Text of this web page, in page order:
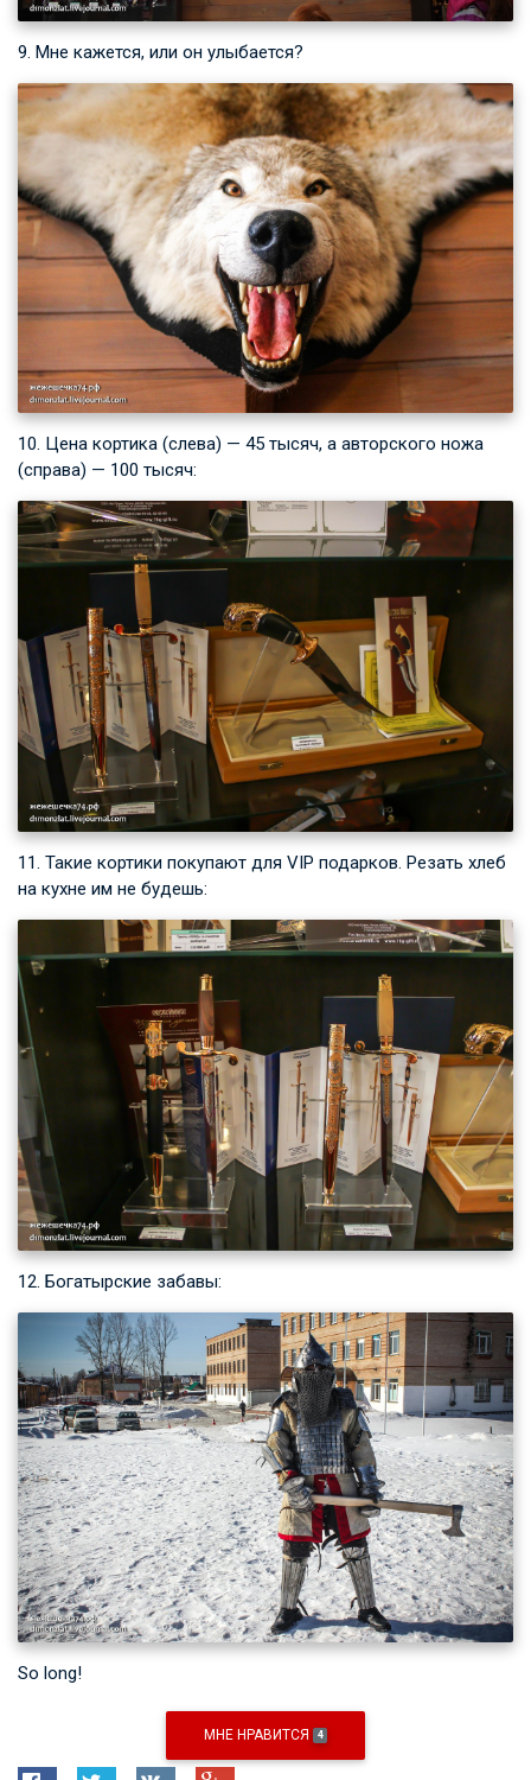
9. Мне кажется, или он улыбается?
10. Цена кортика (слева) — 45 тысяч, а авторского ножа
(справа) — 100 тысяч:
11. Такие кортики покупают для VIP подарков. Резать хлеб
на кухне им не будешь:
12. Богатырские забавы:
So long!
МНЕ НРАВИТСЯ 4